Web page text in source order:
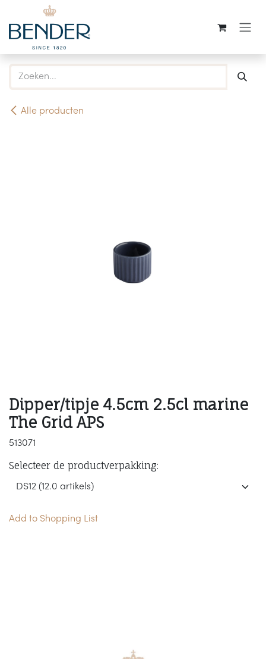
Overslaan naar inhoud
Alle producten
Dipper/tipje 4.5cm 2.5cl marine
The Grid APS
513071
Selecteer de productverpakking:
Add to Shopping List